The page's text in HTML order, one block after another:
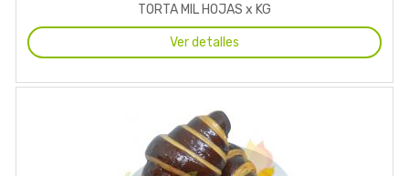
TORTA MIL HOJAS x KG
Ver detalles